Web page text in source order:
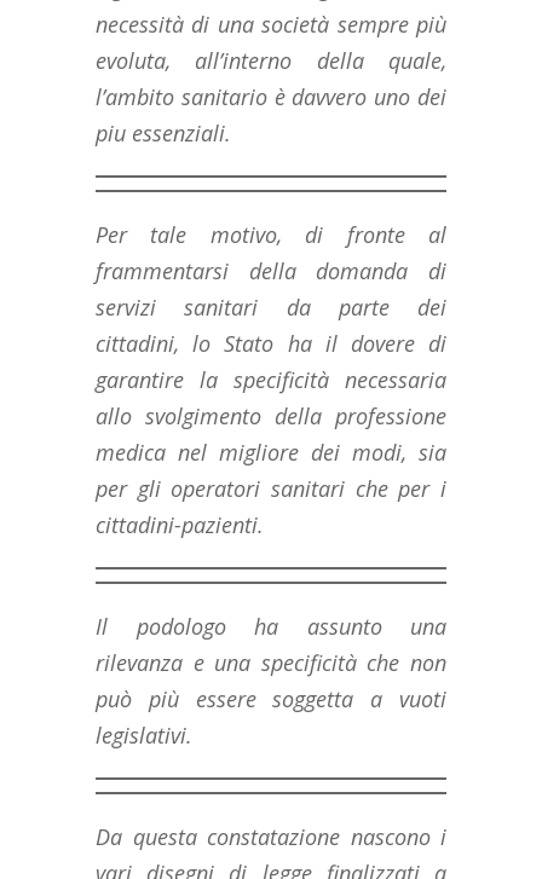
necessità di una società sempre più
evoluta, all’interno della quale,
l’ambito sanitario è davvero uno dei
piu essenziali.
Per tale motivo, di fronte al
frammentarsi della domanda di
servizi sanitari da parte dei
cittadini, lo Stato ha il dovere di
garantire la specificità necessaria
allo svolgimento della professione
medica nel migliore dei modi, sia
per gli operatori sanitari che per i
cittadini-pazienti.
Il podologo ha assunto una
rilevanza e una specificità che non
può più essere soggetta a vuoti
legislativi.
Da questa constatazione nascono i
vari disegni di legge finalizzati a